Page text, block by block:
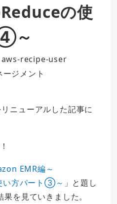
の使
～
aws-recipe-user
ジメント
ニューアルした記事に
EMR編～
い方パート③～ 」と題し
を見ていきました。